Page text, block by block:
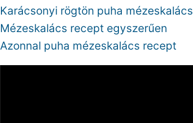
Karácsonyi rögtön puha mézeskalács
Mézeskalács recept egyszerűen
Azonnal puha mézeskalács recept